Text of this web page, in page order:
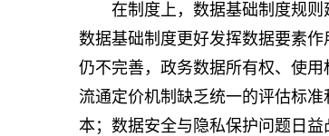
在制度上，数据基础制度规则
数据基础制度更好发挥数据要素
仍不完善，政务数据所有权、使
流通定价机制缺乏统一的评估标
本；数据安全与隐私保护问题日